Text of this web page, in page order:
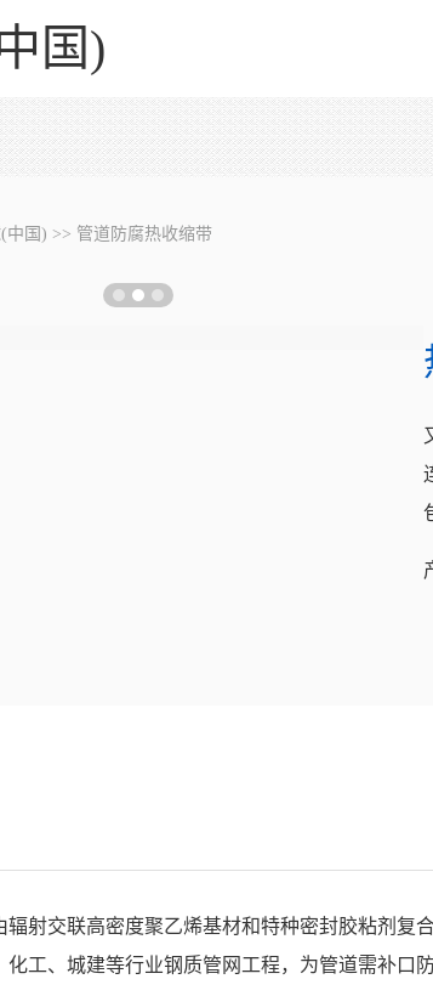
国)
中国) >> 管道防腐热收缩带
辐射交联高密度聚乙烯基材和特种密封胶粘剂复
工、城建等行业钢质管网工程，为管道需补口